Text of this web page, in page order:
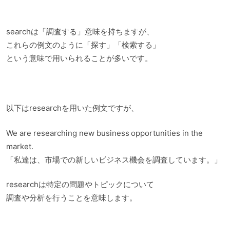
searchは「調査する」意味を持ちますが、
これらの例文のように「探す」「検索する」
という意味で用いられることが多いです。
以下はresearchを用いた例文ですが、
We are researching new business opportunities in the
market.
「私達は、市場での新しいビジネス機会を調査しています。」
researchは特定の問題やトピックについて
調査や分析を行うことを意味します。